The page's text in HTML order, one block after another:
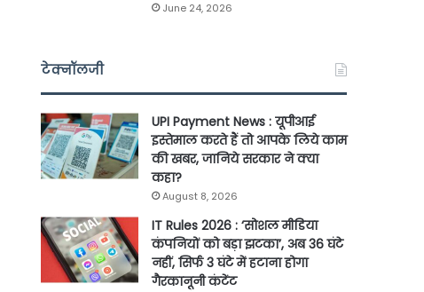
June 24, 2026
टेक्नॉलजी
UPI Payment News : यूपीआई
इस्तेमाल करते हैं तो आपके लिये काम
की खबर, जानिये सरकार ने क्या
कहा?
August 8, 2026
IT Rules 2026 : ‘सोशल मीडिया
कंपनियों को बड़ा झटका’, अब 36 घंटे
नहीं, सिर्फ 3 घंटे में हटाना होगा
गैरकानूनी कंटेंट